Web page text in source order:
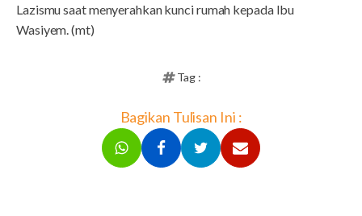
Lazismu saat menyerahkan kunci rumah kepada Ibu
Wasiyem. (mt)
Tag :
Bagikan Tulisan Ini :